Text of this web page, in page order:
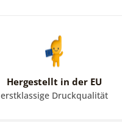
Hergestellt in der EU
erstklassige Druckqualität